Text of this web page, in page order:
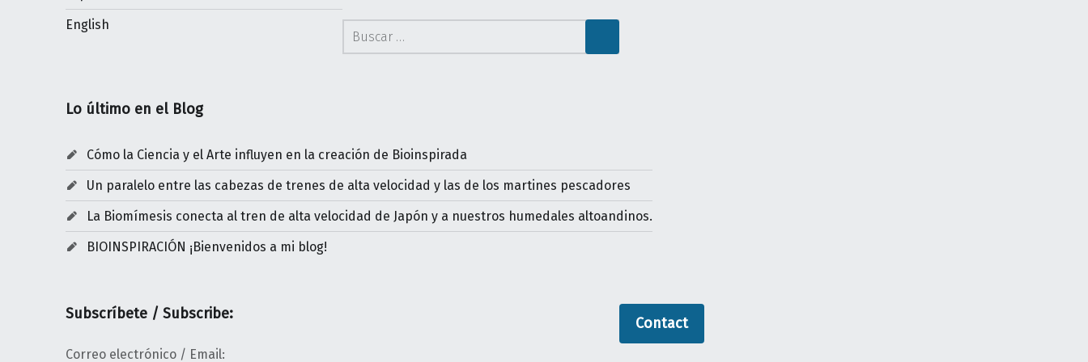
English Buscar:
Lo último en el Blog
Cómo la Ciencia y el Arte influyen en la creación de Bioinspirada
Un paralelo entre las cabezas de trenes de alta velocidad y las de los martines pescadores
La Biomímesis conecta al tren de alta velocidad de Japón y a nuestros humedales altoandinos.
BIOINSPIRACIÓN ¡Bienvenidos a mi blog!
Subscríbete / Subscribe:
Correo electrónico / Email:
Contact